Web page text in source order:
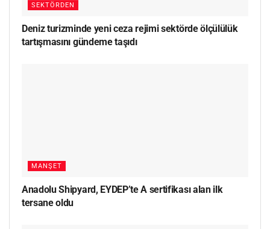
SEKTÖRDEN
Deniz turizminde yeni ceza rejimi sektörde ölçülülük
tartışmasını gündeme taşıdı
MANŞET
Anadolu Shipyard, EYDEP’te A sertifikası alan ilk
tersane oldu